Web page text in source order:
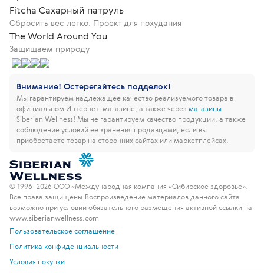
Fitcha Сахарный патруль
Сбросить вес легко. Проект для похудания
The World Around You
Защищаем природу
Внимание! Остерегайтесь подделок!
Мы гарантируем надлежащее качество реализуемого товара в
официальном Интернет-магазине, а также через магазины
Siberian Wellness! Мы не гарантируем качество продукции, а также
соблюдение условий ее хранения продавцами, если вы
приобретаете товар на сторонних сайтах или маркетплейсах.
© 1996–2026 ООО «Международная компания «Сибирское здоровье».
Все права защищены. Воспроизведение материалов данного сайта
возможно при условии обязательного размещения активной ссылки на
www.siberianwellness.com
Пользовательское соглашение
Политика конфиденциальности
Условия покупки